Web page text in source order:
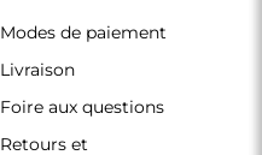
Modes de paiement
Livraison
Foire aux questions
Retours et